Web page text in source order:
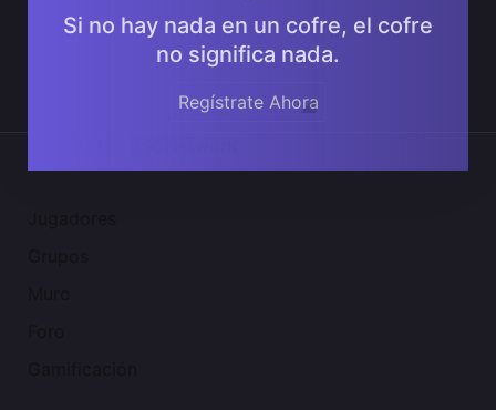
Si no hay nada en un cofre, el cofre
no significa nada.
Regístrate Ahora